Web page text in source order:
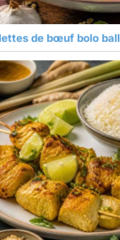
de bœuf bolo